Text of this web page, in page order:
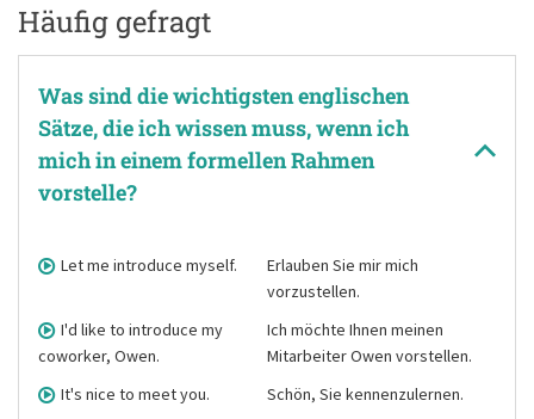
Häufig gefragt
Was sind die wichtigsten englischen
Sätze, die ich wissen muss, wenn ich
mich in einem formellen Rahmen
vorstelle?
Let me introduce myself.
Erlauben Sie mir mich
vorzustellen.
I'd like to introduce my
coworker, Owen.
Ich möchte Ihnen meinen
Mitarbeiter Owen vorstellen.
It's nice to meet you.
Schön, Sie kennenzulernen.